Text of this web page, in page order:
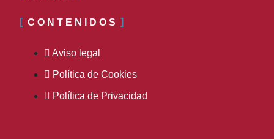
CONTENIDOS
Aviso legal
Política de Cookies
Política de Privacidad